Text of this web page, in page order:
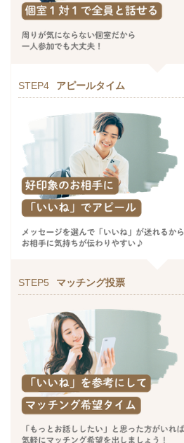
STEP4 アピールタイム
STEP5 マッチング投票